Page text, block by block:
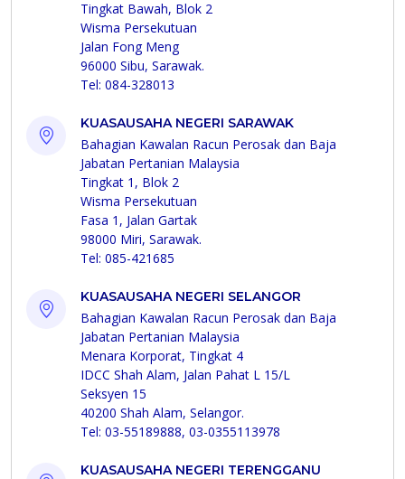
Tingkat Bawah, Blok 2
Wisma Persekutuan
Jalan Fong Meng
96000 Sibu, Sarawak.
Tel: 084-328013
KUASAUSAHA NEGERI SARAWAK
Bahagian Kawalan Racun Perosak dan Baja
Jabatan Pertanian Malaysia
Tingkat 1, Blok 2
Wisma Persekutuan
Fasa 1, Jalan Gartak
98000 Miri, Sarawak.
Tel: 085-421685
KUASAUSAHA NEGERI SELANGOR
Bahagian Kawalan Racun Perosak dan Baja
Jabatan Pertanian Malaysia
Menara Korporat, Tingkat 4
IDCC Shah Alam, Jalan Pahat L 15/L
Seksyen 15
40200 Shah Alam, Selangor.
Tel: 03-55189888, 03-0355113978
KUASAUSAHA NEGERI TERENGGANU